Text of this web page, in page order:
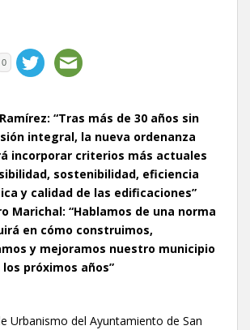
0
“Tras más de 30 años sin
integral, la nueva ordenanza
incorporar criterios más actuales
sostenibilidad, eficiencia
y calidad de las edificaciones”
Marichal: “Hablamos de una norma
en cómo construimos,
y mejoramos nuestro municipio
próximos años”
Urbanismo del Ayuntamiento de San